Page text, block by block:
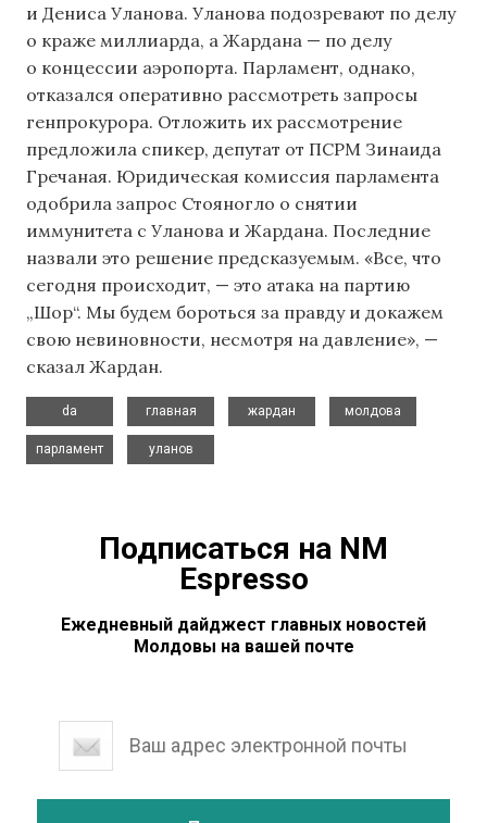
и Дениса Уланова. Уланова подозревают по делу
о краже миллиарда, а Жардана — по делу
о концессии аэропорта. Парламент, однако,
отказался оперативно рассмотреть запросы
генпрокурора. Отложить их рассмотрение
предложила спикер, депутат от ПСРМ Зинаида
Гречаная. Юридическая комиссия парламента
одобрила запрос Стояногло о снятии
иммунитета с Уланова и Жардана. Последние
назвали это решение предсказуемым. «Все, что
сегодня происходит, — это атака на партию
„Шор“. Мы будем бороться за правду и докажем
свою невиновности, несмотря на давление», —
сказал Жардан.
da
главная
жардан
молдова
парламент
уланов
Подписаться на NM
Espresso
Ежедневный дайджест главных новостей
Молдовы на вашей почте